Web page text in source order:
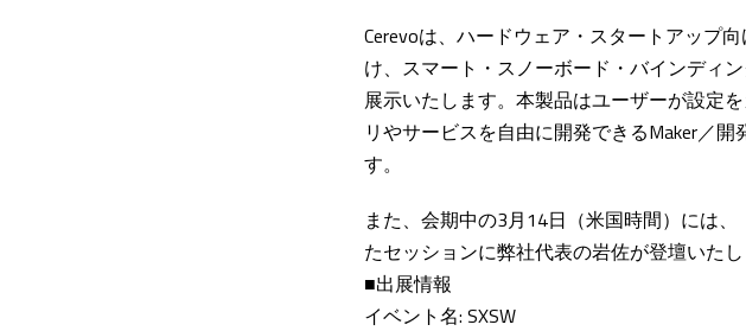
Cerevoは、ハードウェア・スタートアップ
け、スマート・スノーボード・バインディ
展示いたします。本製品はユーザーが設定
リやサービスを自由に開発できるMaker／
す。
また、会期中の3月14日（米国時間）には、
たセッションに弊社代表の岩佐が登壇いた
■出展情報
イベント名: SXSW